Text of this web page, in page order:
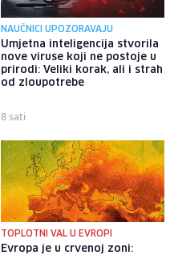
NAUČNICI UPOZORAVAJU
Umjetna inteligencija stvorila
nove viruse koji ne postoje u
prirodi: Veliki korak, ali i strah
od zloupotrebe
8 sati
TOPLOTNI VAL U EVROPI
Evropa je u crvenoj zoni: